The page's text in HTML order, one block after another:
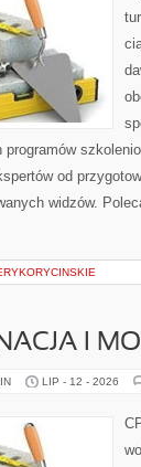
programów
od
widzów.
I
LIP - 12 - 2026